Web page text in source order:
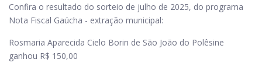
Confira o resultado do sorteio de julho de 2025, do programa
Nota Fiscal Gaúcha - extração municipal:
Rosmaria Aparecida Cielo Borin de São João do Polêsine
ganhou R$ 150,00